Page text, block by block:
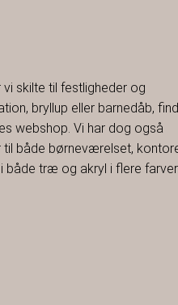
skilte til festligheder og
bryllup eller barnedåb,
webshop. Vi har dog også
til både børneværelset,
både træ og akryl i flere